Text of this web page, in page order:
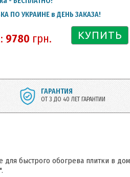
ПО УКРАИНЕ в ДЕНЬ ЗАКАЗА!
9780 грн. КУПИТЬ
ГАРАНТИЯ
ОТ 3 ДО 40 ЛЕТ ГАРАНТИИ
для быстрого обогрева плитки в